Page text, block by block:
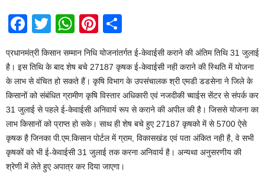
F
c
e
b
o
o
k
T
tt
er
W
at
s
A
p
p
Pi
nt
er
e
st
h
ar
e
प्रधानमंत्री किसान सम्मान निधि योजनांतर्गत ई-केवाईसी कराने की अंतिम तिथि 31 जुलाई
है। इस तिथि के बाद शेष बचे 27187 कृषक ई-केवाईसी नही कराने की स्थिति में योजना
के लाभ से वंचित हो सकते हैं। कृषि विभाग के उपसंचालक श्री एमडी डडसेना ने जिले के
किसानों को संबंधित ग्रामीण कृषि विस्तार अधिकारी एवं नजदीकी च्वाईस सेंटर से संपर्क कर
31 जुलाई से पहले ई-केवाईसी अनिवार्य रूप से कराने की अपील की है। जिससे योजना का
लाभ किसानों को प्राप्त हो सके। साथ ही शेष बचे हुए 27187 कृषको में से 5700 ऐसे
कृषक है जिनका पी.एम.किसान पोर्टल में ग्राम, विकासखंड एवं पता अंकित नही है, वे सभी
कृषकों को भी ई-केवाईसी 31 जुलाई तक करना अनिवार्य है। अन्यथा अनुसरणीय की
श्रेणी में लेते हुए अपात्र कर दिया जाएगा।